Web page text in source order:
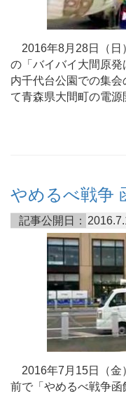
2016年8月28日（日
の「バイバイ大間原
内千代台公園での集
て青森県大間町の電源
やめるべ戦争
記事公開日：
2016年7月15日（金
前で「やめるべ戦争函